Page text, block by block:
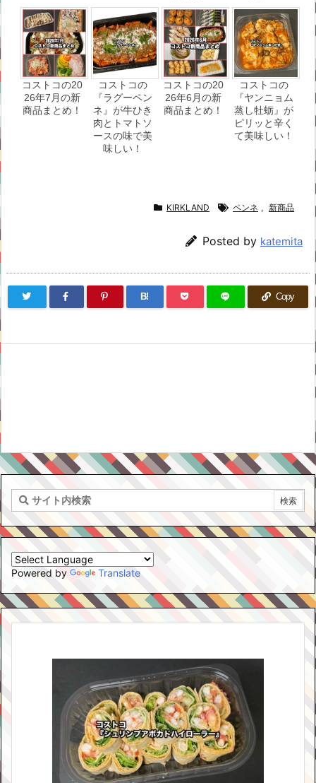
コストコの20
26年7月の新
商品まとめ！
コストコの
『ラグーペン
ネ』が牛ひき
肉とトマトソ
ースの味で美
味しい！
コストコの20
26年6月の新
商品まとめ！
コストコの
『ヤンニョム
蒸し牡蛎』が
ピリッと辛く
て美味しい！
KIRKLAND ペンネ , 新商品
Posted by katemita
B! Copy
Powered by Translate